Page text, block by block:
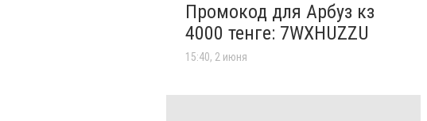
Промокод для Арбуз кз
4000 тенге: 7WXHUZZU
15:40, 2 июня